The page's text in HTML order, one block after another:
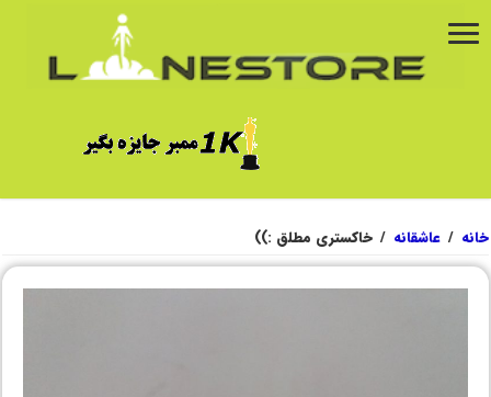
خانه / عاشقانه / خاکستری مطلق :))